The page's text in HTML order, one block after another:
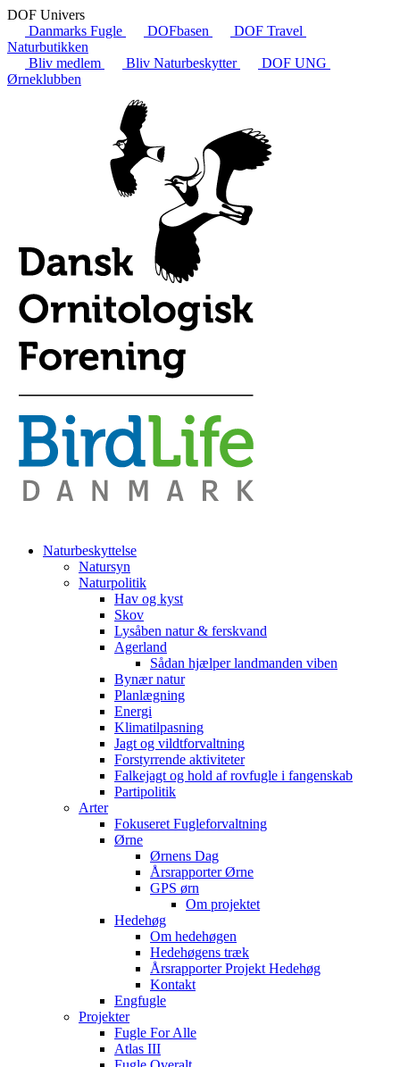
DOF Univers
Danmarks Fugle
DOFbasen
DOF Travel
Naturbutikken
Bliv medlem
Bliv Naturbeskytter
DOF UNG
Ørneklubben
Naturbeskyttelse
Natursyn
Naturpolitik
Hav og kyst
Skov
Lysåben natur & ferskvand
Agerland
Sådan hjælper landmanden viben
Bynær natur
Planlægning
Energi
Klimatilpasning
Jagt og vildtforvaltning
Forstyrrende aktiviteter
Falkejagt og hold af rovfugle i fangenskab
Partipolitik
Arter
Fokuseret Fugleforvaltning
Ørne
Ørnens Dag
Årsrapporter Ørne
GPS ørn
Om projektet
Hedehøg
Om hedehøgen
Hedehøgens træk
Årsrapporter Projekt Hedehøg
Kontakt
Engfugle
Projekter
Fugle For Alle
Atlas III